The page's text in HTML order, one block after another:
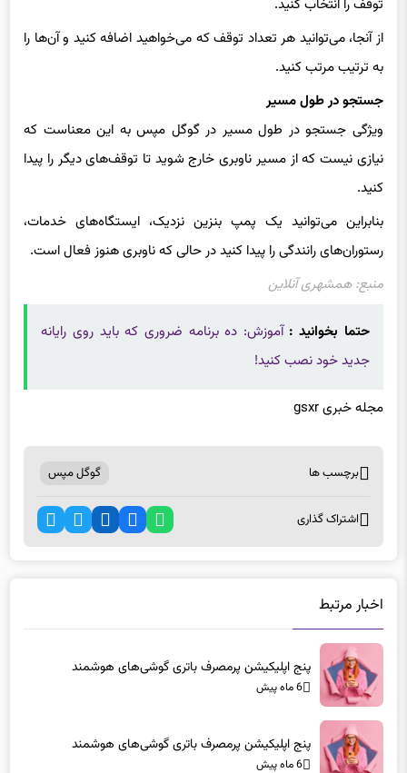
توقف را انتخاب کنید.
از آنجا، می‌توانید هر تعداد توقف که می‌خواهید اضافه کنید و آن‌ها را
به ترتیب مرتب کنید.
جستجو در طول مسیر
ویژگی جستجو در طول مسیر در گوگل مپس به این معناست که
نیازی نیست که از مسیر ناوبری خارج شوید تا توقف‌های دیگر را پیدا
کنید.
بنابراین می‌توانید یک پمپ بنزین نزدیک، ایستگاه‌های خدمات،
رستوران‌های رانندگی را پیدا کنید در حالی که ناوبری هنوز فعال است.
منبع: همشهری آنلاین
حتما بخوانید :آموزش: ده برنامه ضروری که باید روی رایانه
جدید خود نصب کنید!
مجله خبری gsxr
برچسب ها گوگل مپس
اشتراک گذاری
اخبار مرتبط
پنج اپلیکیشن پرمصرف باتری گوشی‌های هوشمند
6 ماه پیش
پنج اپلیکیشن پرمصرف باتری گوشی‌های هوشمند
6 ماه پیش